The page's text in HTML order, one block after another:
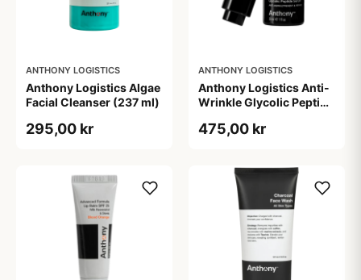
ANTHONY LOGISTICS
Anthony Logistics Algae
Facial Cleanser (237 ml)
295,00 kr
ANTHONY LOGISTICS
Anthony Logistics Anti-
Wrinkle Glycolic Peptide
475,00 kr